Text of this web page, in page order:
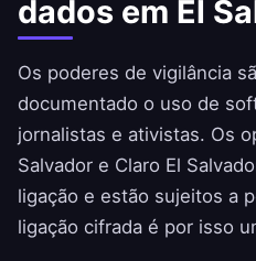
dados em El
Os poderes de vigilância
documentado o uso de
jornalistas e ativistas. Os
Salvador e Claro El
ligação e estão sujeitos a
ligação cifrada é por isso